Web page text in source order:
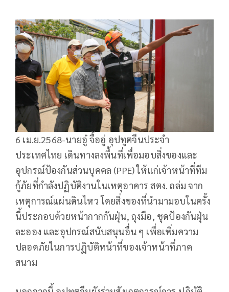
6 เม.ย.2568-นายอู๋ จื้ออู่ อุปทูตจีนประจำ
ประเทศไทย เดินทางลงพื้นที่เพื่อมอบสิ่งของและ
อุปกรณ์ป้องกันส่วนบุคคล (PPE) ให้แก่เจ้าหน้าที่ทีม
กู้ภัยที่กำลังปฏิบัติงานในเหตุอาคาร สตง. ถล่ม จาก
เหตุการณ์แผ่นดินไหว โดยสิ่งของที่นำมามอบในครั้ง
นี้ประกอบด้วยหน้ากากกันฝุ่น, ถุงมือ, ชุดป้องกันฝุ่น
ละออง และอุปกรณ์สนับสนุนอื่น ๆ เพื่อเพิ่มความ
ปลอดภัยในการปฏิบัติหน้าที่ของเจ้าหน้าที่ภาค
สนาม